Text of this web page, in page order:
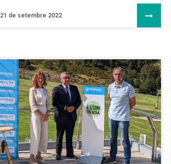
21 de setembre 2022